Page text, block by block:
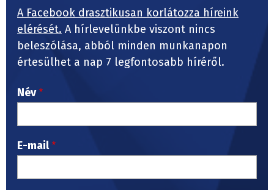
A Facebook drasztikusan korlátozza híreink
elérését. A hírlevelünkbe viszont nincs
beleszólása, abból minden munkanapon
értesülhet a nap 7 legfontosabb híréről.
Név
E-mail